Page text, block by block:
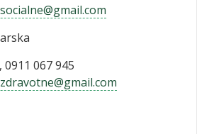
0911 067 945